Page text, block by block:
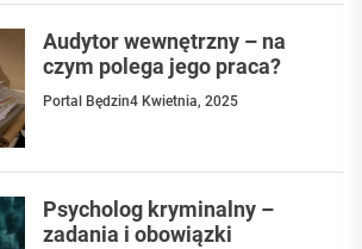
Audytor wewnętrzny – na
czym polega jego praca?
Portal Będzin4 Kwietnia, 2025
Psycholog kryminalny –
zadania i obowiązki